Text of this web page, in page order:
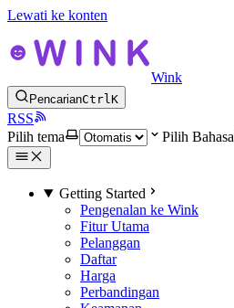
Lewati ke konten
Wink
PencarianCtrlK
RSS
Pilih tema
Pilih Bahasa
Getting Started
Pengenalan ke Wink
Fitur Utama
Pelanggan
Daftar
Harga
Perbandingan